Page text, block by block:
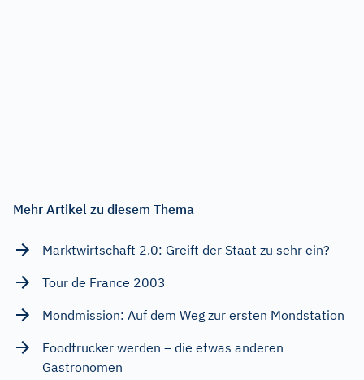
Mehr Artikel zu diesem Thema
Marktwirtschaft 2.0: Greift der Staat zu sehr ein?
Tour de France 2003
Mondmission: Auf dem Weg zur ersten Mondstation
Foodtrucker werden – die etwas anderen
Gastronomen